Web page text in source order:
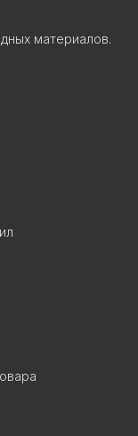
материалов.